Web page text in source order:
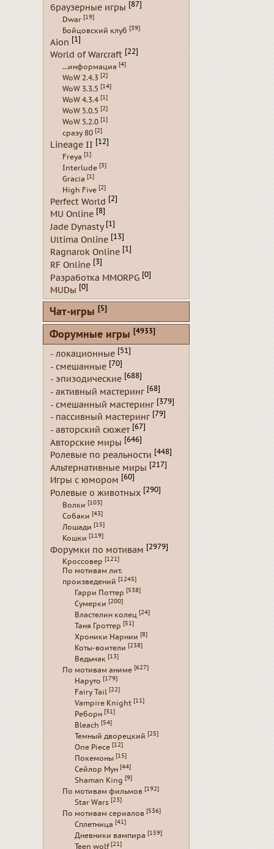
браузерные игры [87]
Dwar [19]
Бойцовский клуб [39]
Aion [1]
World of Warcraft [22]
...информация [4]
WoW 2.4.3 [2]
WoW 3.3.5 [14]
WoW 4.3.4 [1]
WoW 5.0.5 [2]
WoW 5.2.0 [1]
сразу 80 [2]
Lineage II [12]
Freya [1]
Interlude [3]
Gracia [1]
High Five [2]
Perfect World [2]
MU Online [8]
Jade Dynasty [1]
Ultima Online [13]
Ragnarok Online [1]
RF Online [3]
Разработка MMORPG [0]
MUDы [0]
Чат-игры [5]
Форумные игры [4933]
- локационные [51]
- смешанные [70]
- эпизодические [688]
- активный мастеринг [68]
- смешанный мастеринг [379]
- пассивный мастеринг [79]
- авторский сюжет [67]
Авторские миры [646]
Ролевые по реальности [448]
Альтернативные миры [217]
Игры с юмором [60]
Ролевые о животных [290]
Волки [103]
Собаки [43]
Лошади [15]
Кошки [119]
Форумки по мотивам [2979]
Кроссовер [121]
По мотивам лит.
произведений [1245]
Гарри Поттер [538]
Сумерки [200]
Властелин колец [24]
Таня Гроттер [51]
Хроники Нарнии [8]
Коты-воители [238]
Ведьмак [13]
По мотивам аниме [627]
Наруто [179]
Fairy Tail [22]
Vampire Knight [11]
Реборн [31]
Bleach [54]
Темный дворецкий [25]
One Piece [12]
Покемоны [15]
Сейлор Мун [44]
Shaman King [9]
По мотивам фильмов [192]
Star Wars [23]
По мотивам сериалов [536]
Сплетница [41]
Дневники вампира [159]
Teen wolf [21]